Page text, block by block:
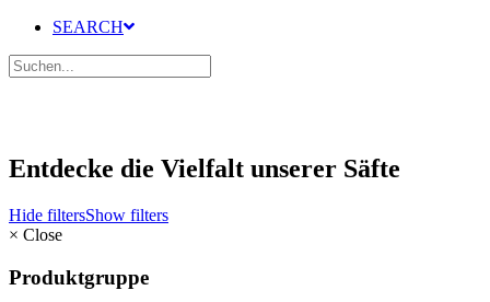
SEARCH
Entdecke die Vielfalt unserer Säfte
Hide filtersShow filters
× Close
Produktgruppe